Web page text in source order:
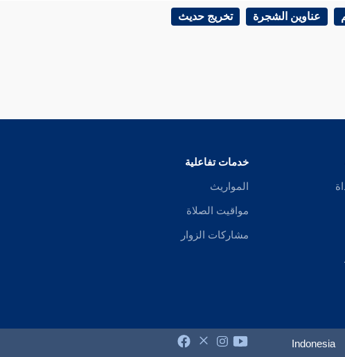
عناوين الشجرة تخريج حديث
خدمات تفاعلية
المواريث
مواقيت الصلاة
مشاركات الزوار
Indonesia